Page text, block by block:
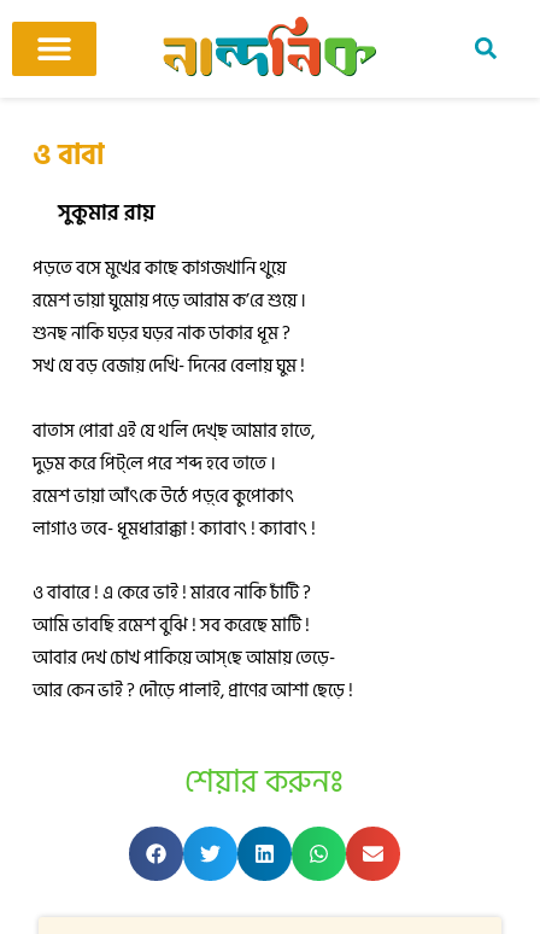
content
ও বাবা
সুকুমার রায়
পড়তে বসে মুখের কাছে কাগজখানি থুয়ে
রমেশ ভায়া ঘুমোয় পড়ে আরাম ক’রে শুয়ে ।
শুনছ নাকি ঘড়র ঘড়র নাক ডাকার ধূম ?
সখ যে বড় বেজায় দেখি- দিনের বেলায় ঘুম !
বাতাস পোরা এই যে থলি দেখ্‌‌ছ আমার হাতে,
দুড়ম করে পিট্‌‌লে পরে শব্দ হবে তাতে ।
রমেশ ভায়া আঁৎ‌কে উঠে পড়্‌‌বে কুপোকাৎ‌
লাগাও তবে- ধূমধারাক্কা ! ক্যাবাৎ‌ ! ক্যাবাৎ‌ !
ও বাবারে ! এ কেরে ভাই ! মারবে নাকি চাঁটি ?
আমি ভাবছি রমেশ বুঝি ! সব করেছে মাটি !
আবার দেখ চোখ পাকিয়ে আস্‌‌ছে আমায় তেড়ে-
আর কেন ভাই ? দৌড়ে পালাই, প্রাণের আশা ছেড়ে !
শেয়ার করুনঃ